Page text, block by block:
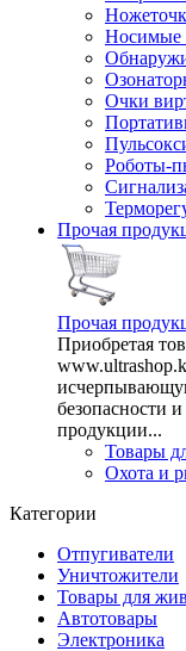
Носимые
Очки
Роботы-
Прочая
Прочая
Приобретая
безопасности
продукции...
Товары
Охота и
Категории
Отпугиватели
Уничтожители
Товары для
Автотовары
Электроника